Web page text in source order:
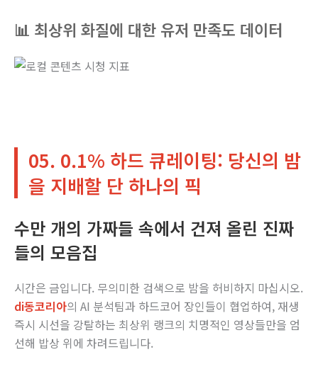
📊 최상위 화질에 대한 유저 만족도 데이터
05. 0.1% 하드 큐레이팅: 당신의 밤
을 지배할 단 하나의 픽
수만 개의 가짜들 속에서 건져 올린 진짜
들의 모음집
시간은 금입니다. 무의미한 검색으로 밤을 허비하지 마십시오.
di동코리아의 AI 분석팀과 하드코어 장인들이 협업하여, 재생
즉시 시선을 강탈하는 최상위 랭크의 치명적인 영상들만을 엄
선해 밥상 위에 차려드립니다.